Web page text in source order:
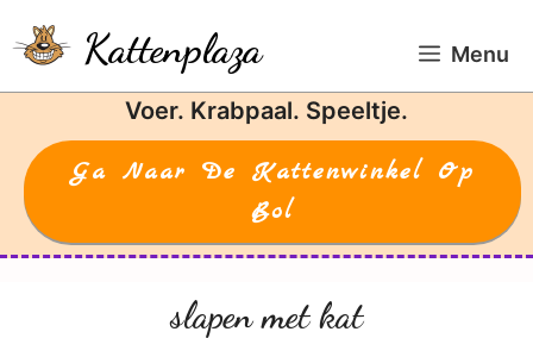
naar
de
Kattenplaza Menu
Voer. Krabpaal. Speeltje.
Ga Naar De Kattenwinkel Op
Bol
slapen met kat